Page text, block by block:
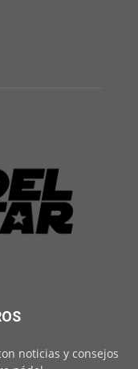
noticias y consejos